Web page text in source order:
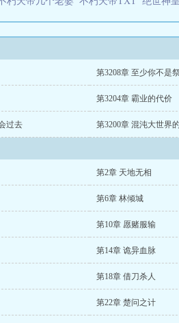
第3208章 至少你不是
第3204章 霸业的代价
过去 第3200章 混沌大世界
第2章 天地无相
第6章 林倾城
第10章 愿赌服输
第14章 诡异血脉
第18章 借刀杀人
第22章 楚问之计